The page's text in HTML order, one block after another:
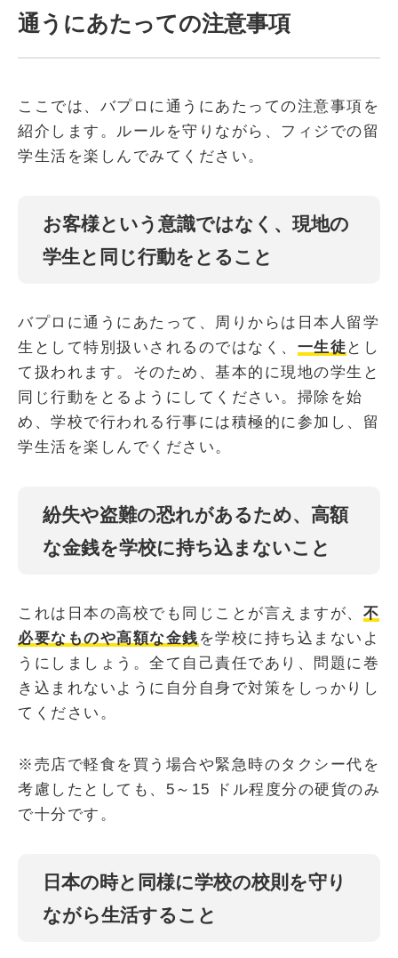
通うにあたっての注意事項
ここでは、バプロに通うにあたっての注意事項を
紹介します。ルールを守りながら、フィジでの留
学生活を楽しんでみてください。
お客様という意識ではなく、現地の
学生と同じ行動をとること
バプロに通うにあたって、周りからは日本人留学
生として特別扱いされるのではなく、 一生徒 とし
て扱われます。そのため、基本的に現地の学生と
同じ行動をとるようにしてください。掃除を始
め、学校で行われる行事には積極的に参加し、留
学生活を楽しんでください。
紛失や盗難の恐れがあるため、高額
な金銭を学校に持ち込まないこと
これは日本の高校でも同じことが言えますが、 不
必要なものや高額な金銭 を学校に持ち込まないよ
うにしましょう。全て自己責任であり、問題に巻
き込まれないように自分自身で対策をしっかりし
てください。
※売店で軽食を買う場合や緊急時のタクシー代を
考慮したとしても、5～15 ドル程度分の硬貨のみ
で十分です。
日本の時と同様に学校の校則を守り
ながら生活すること